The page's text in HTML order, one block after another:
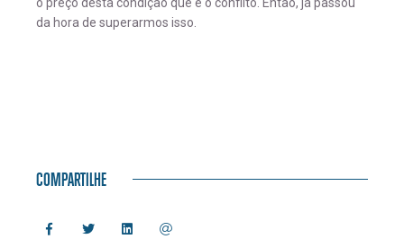
o preço desta condição que é o conflito. Então, já passou
da hora de superarmos isso.
COMPARTILHE